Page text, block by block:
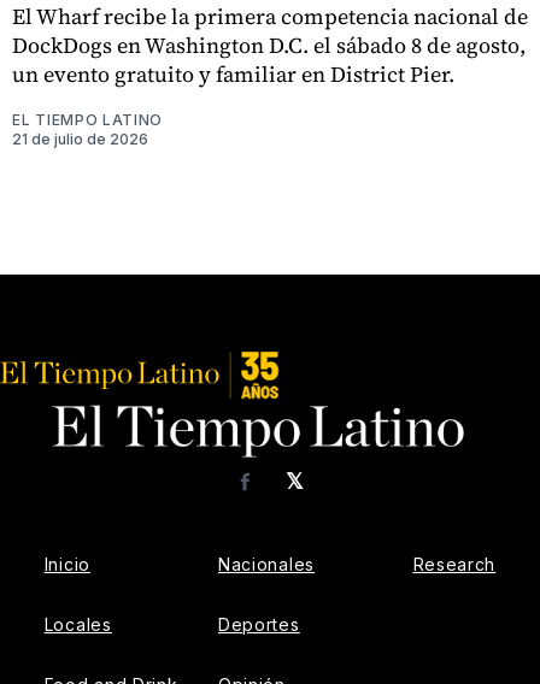
El Wharf recibe la primera competencia nacional de
DockDogs en Washington D.C. el sábado 8 de agosto,
un evento gratuito y familiar en District Pier.
EL TIEMPO LATINO
21 de julio de 2026
𝕏
Facebook
Inicio
Locales
Nacionales
Deportes
Research